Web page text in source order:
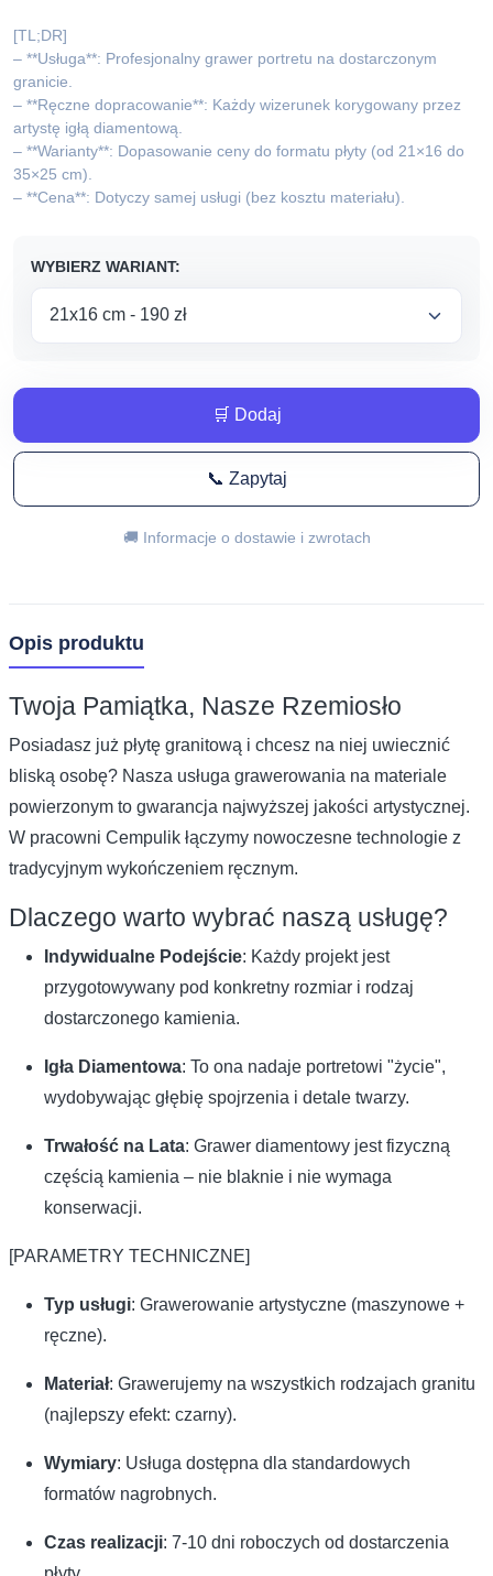
190,00 zł
do
440,00 zł
[TL;DR]
– **Usługa**: Profesjonalny grawer portretu na dostarczonym
granicie.
– **Ręczne dopracowanie**: Każdy wizerunek korygowany przez
artystę igłą diamentową.
– **Warianty**: Dopasowanie ceny do formatu płyty (od 21×16 do
35×25 cm).
– **Cena**: Dotyczy samej usługi (bez kosztu materiału).
WYBIERZ WARIANT:
🛒 Dodaj
📞 Zapytaj
🚚 Informacje o dostawie i zwrotach
Opis produktu
Twoja Pamiątka, Nasze Rzemiosło
Posiadasz już płytę granitową i chcesz na niej uwiecznić
bliską osobę? Nasza usługa grawerowania na materiale
powierzonym to gwarancja najwyższej jakości artystycznej.
W pracowni Cempulik łączymy nowoczesne technologie z
tradycyjnym wykończeniem ręcznym.
Dlaczego warto wybrać naszą usługę?
Indywidualne Podejście: Każdy projekt jest
przygotowywany pod konkretny rozmiar i rodzaj
dostarczonego kamienia.
Igła Diamentowa: To ona nadaje portretowi "życie",
wydobywając głębię spojrzenia i detale twarzy.
Trwałość na Lata: Grawer diamentowy jest fizyczną
częścią kamienia – nie blaknie i nie wymaga
konserwacji.
[PARAMETRY TECHNICZNE]
Typ usługi: Grawerowanie artystyczne (maszynowe +
ręczne).
Materiał: Grawerujemy na wszystkich rodzajach granitu
(najlepszy efekt: czarny).
Wymiary: Usługa dostępna dla standardowych
formatów nagrobnych.
Czas realizacji: 7-10 dni roboczych od dostarczenia